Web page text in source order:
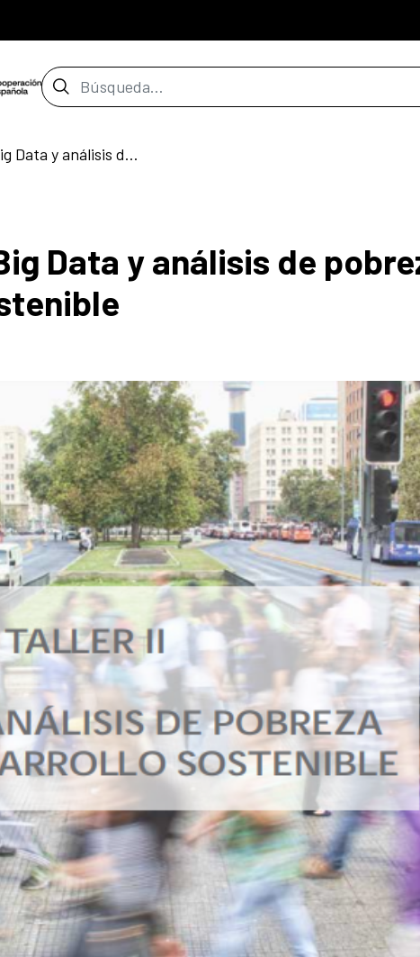
Barra de búsqueda
Convocatoria sobre Big Data y análisis de pobreza para el desarrollo sostenible
Data y análisis de